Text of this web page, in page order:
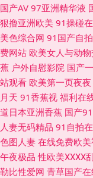
综合 香蕉视频www 亚
产 91人人干 成人色情
第一浮力影院 97人人超
司机福利站 欧美深爱激
天 亚洲无码夜间福利
黄色A片 91传媒免费
国产AV 97亚洲精华液
狠撸亚洲欧美 91操碰
美色综合网 91国产自
费网站 欧美女人与动物
蕉 户外自慰影院 国产
站观看 欧美第一页夜夜
月天 91香蕉视 福利在
道日本亚洲香蕉 国产
人妻无码精品 91自拍
色图人妻 在线免费欧美
午夜极品 性欧美ⅩⅩⅩⅩ
勒比性爱网 青草国产